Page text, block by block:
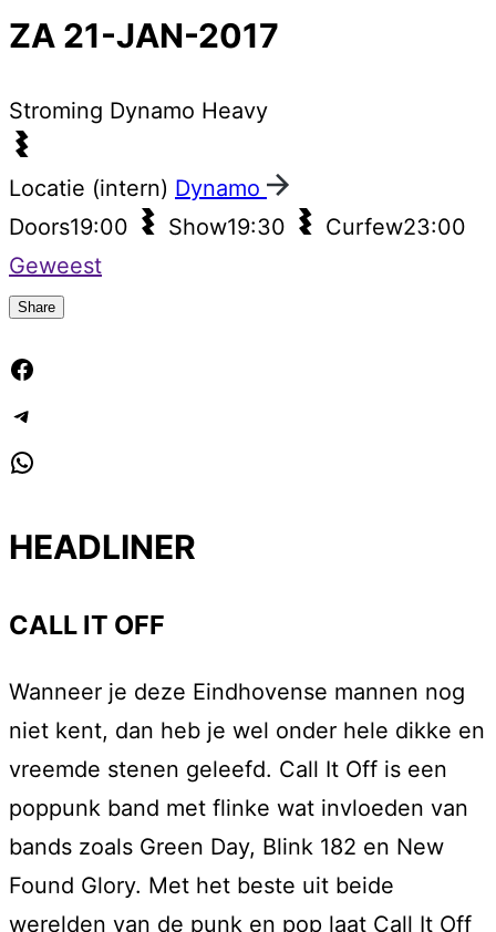
ZA 21-JAN-2017
Stroming Dynamo Heavy
Locatie (intern) Dynamo
Doors19:00 Show19:30 Curfew23:00
Geweest
Share
HEADLINER
CALL IT OFF
Wanneer je deze Eindhovense mannen nog
niet kent, dan heb je wel onder hele dikke en
vreemde stenen geleefd. Call It Off is een
poppunk band met flinke wat invloeden van
bands zoals Green Day, Blink 182 en New
Found Glory. Met het beste uit beide
werelden van de punk en pop laat Call It Off